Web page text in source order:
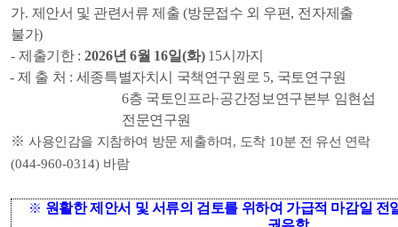
가. 제안서 및 관련서류 제출(방문접수 외 우편, 전자제출
불가)
- 제출기한 : 2026년6월 16일(화) 15시까지
-제 출 처 : 세종특별자치시 국책연구원로 5, 국토연구원
6층 국토인프라·공간정보연구본부 임현섭
전문연구원
※ 사용인감을 지참하여 방문 제출하며 , 도착 10분 전 유선 연락
(044-960-0314) 바람
※ 원활한 제안서 및 서류의 검토를 위하여 가급적 마감일 전